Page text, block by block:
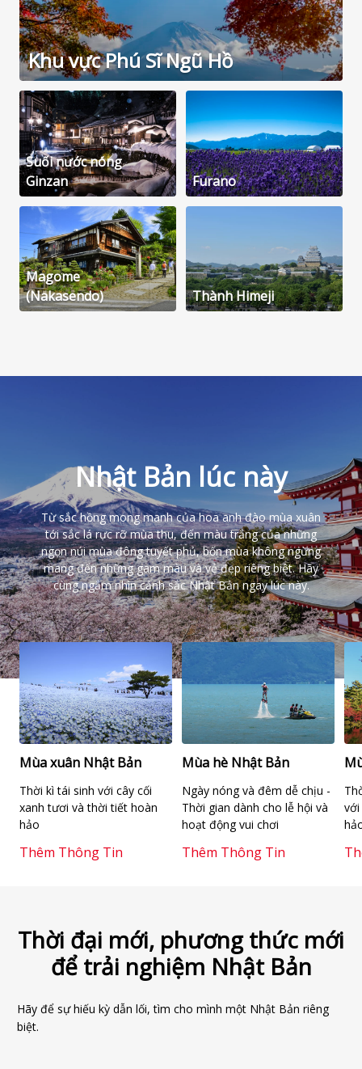
Khu vực Phú Sĩ Ngũ Hồ
Suối nước nóng
Ginzan
Furano
Magome
(Nakasendo)
Thành Himeji
Nhật Bản lúc này
Từ sắc hồng mong manh của hoa anh đào mùa xuân
tới sắc lá rực rỡ mùa thu, đến màu trắng của những
ngọn núi mùa đông tuyết phủ, bốn mùa không ngừng
mang đến những gam màu và vẻ đẹp riêng biệt. Hãy
cùng ngắm nhìn cảnh sắc Nhật Bản ngay lúc này.
Mùa xuân Nhật Bản
Thời kì tái sinh với cây cối
xanh tươi và thời tiết hoàn
hảo
Thêm Thông Tin
Mùa hè Nhật Bản
Ngày nóng và đêm dễ chịu -
Thời gian dành cho lễ hội và
hoạt động vui chơi
Thêm Thông Tin
Thời đại mới, phương thức mới
để trải nghiệm Nhật Bản
Hãy để sự hiếu kỳ dẫn lối, tìm cho mình một Nhật Bản riêng
biệt.